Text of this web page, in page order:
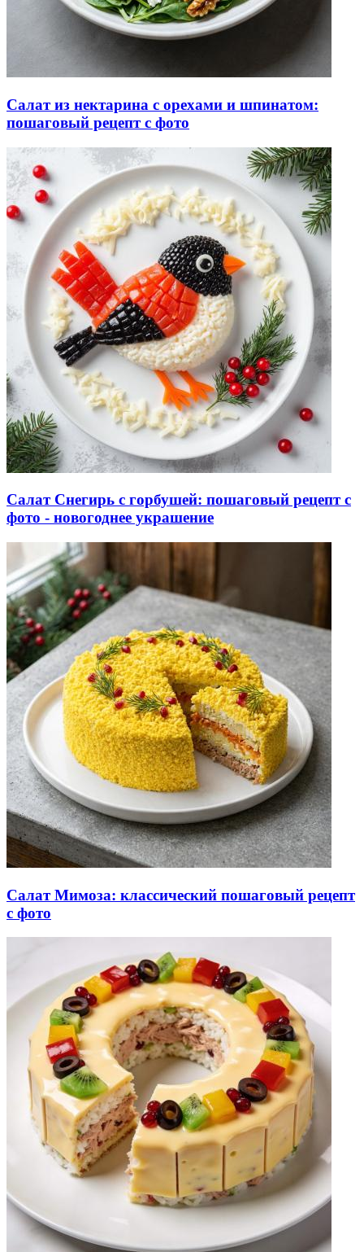
Салат из нектарина с орехами и шпинатом:
пошаговый рецепт с фото
Салат Снегирь с горбушей: пошаговый рецепт с
фото - новогоднее украшение
Салат Мимоза: классический пошаговый рецепт
с фото